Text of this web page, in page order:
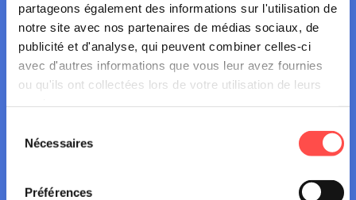
partageons également des informations sur l'utilisation de
notre site avec nos partenaires de médias sociaux, de
publicité et d'analyse, qui peuvent combiner celles-ci
avec d'autres informations que vous leur avez fournies
ou qu'ils ont collectées lors de votre utilisation de leurs
Nécessaires
Préférences
S’assurer du bon fonctionnement et du réglage
adéquat des phares pour disposer d’un éclairage
optimal de la route.